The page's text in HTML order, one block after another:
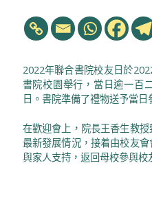
2022年聯合書院校友日於
書院校園舉行，當日逾一百
日。書院準備了禮物送予當日
在歡迎會上，院長王香生教
最新發展情況，接着由校友
與家人支持，返回母校參與校